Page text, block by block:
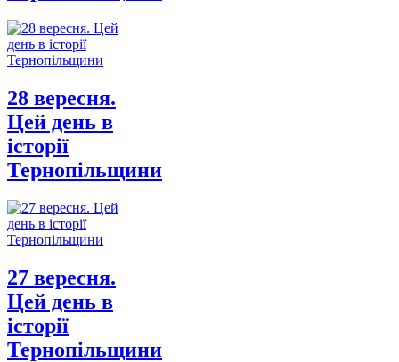
28 вересня.
Цей день в
історії
Тернопільщини
27 вересня.
Цей день в
історії
Тернопільщини